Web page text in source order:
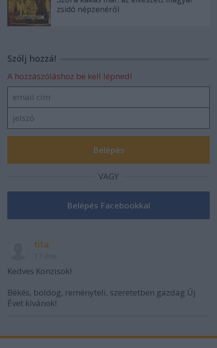
zsidó népzenéről
Szólj hozzá!
A hozzászóláshoz be kell lépned!
VAGY
tita
Kedves Konzisok!
Békés, boldog, reményteli, szeretetben gazdag Új
Évet kívánok!